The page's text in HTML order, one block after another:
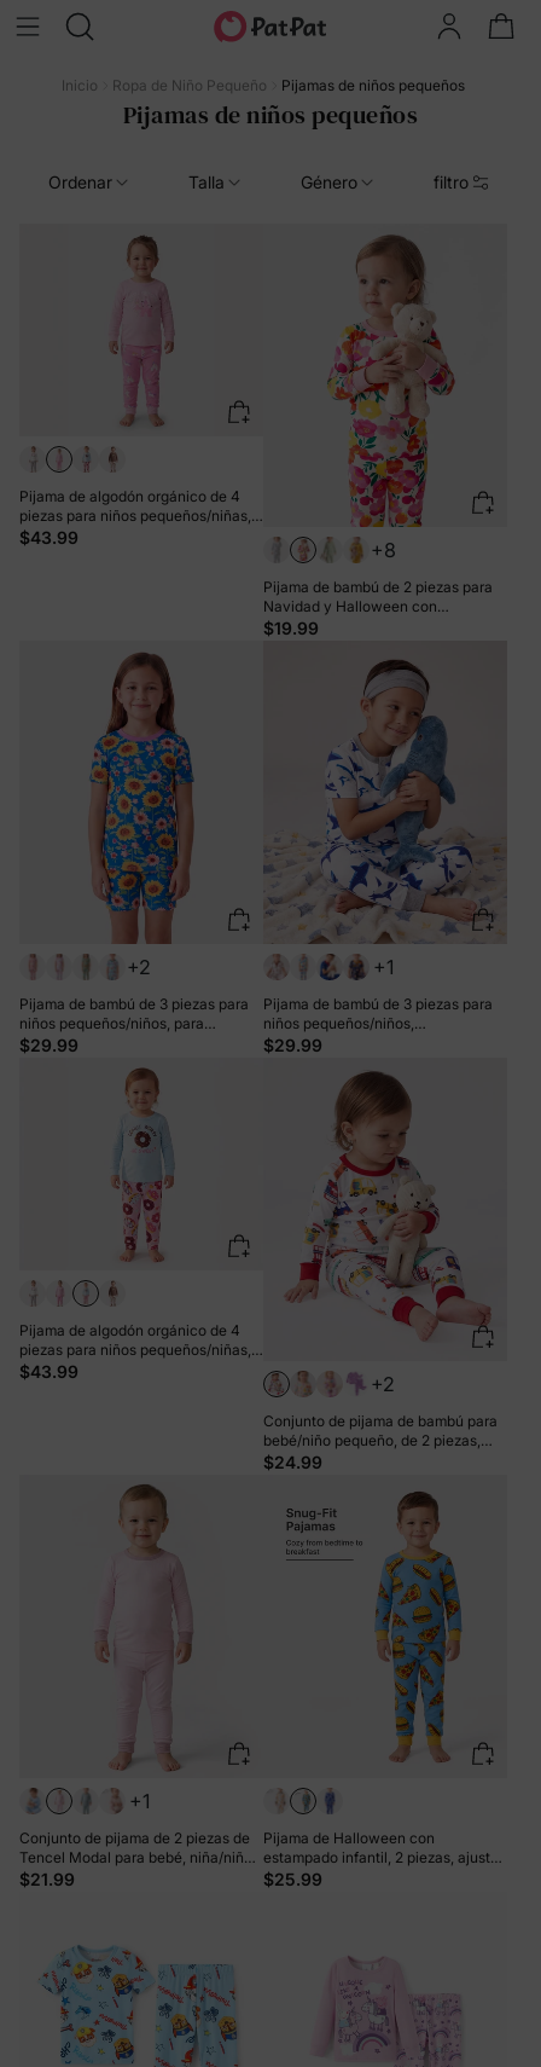
Inicio Ropa de Niño Pequeño Pijamas de niños pequeños
Pijamas de niños pequeños
Ordenar Talla Género filtro
Pijama de algodón orgánico de 4
piezas para niños pequeños/niñas,
4 en 1, ajuste ceñido, rosa
$43.99
+8
Pijama de bambú de 2 piezas para
Navidad y Halloween con
estampado infantil para bebé o niño
$19.99
+2
Pijama de bambú de 3 piezas para
niños pequeños/niños, para
Navidad/Halloween, 2 en 1, para las
$29.99
+1
Pijama de bambú de 3 piezas para
niños pequeños/niños,
Navidad/Halloween, 2 en 1, para las
$29.99
Pijama de algodón orgánico de 4
piezas para niños pequeños/niñas,
4 en 1, ajuste ceñido, azul claro
$43.99
+2
Conjunto de pijama de bambú para
bebé/niño pequeño, de 2 piezas,
con estampado animal, ajustado y
$24.99
+1
Conjunto de pijama de 2 piezas de
Tencel Modal para bebé, niña/niño
(ajustado), color rosa
$21.99
Pijama de Halloween con
estampado infantil, 2 piezas, ajuste
ceñido, de algodón orgánico, para
$25.99